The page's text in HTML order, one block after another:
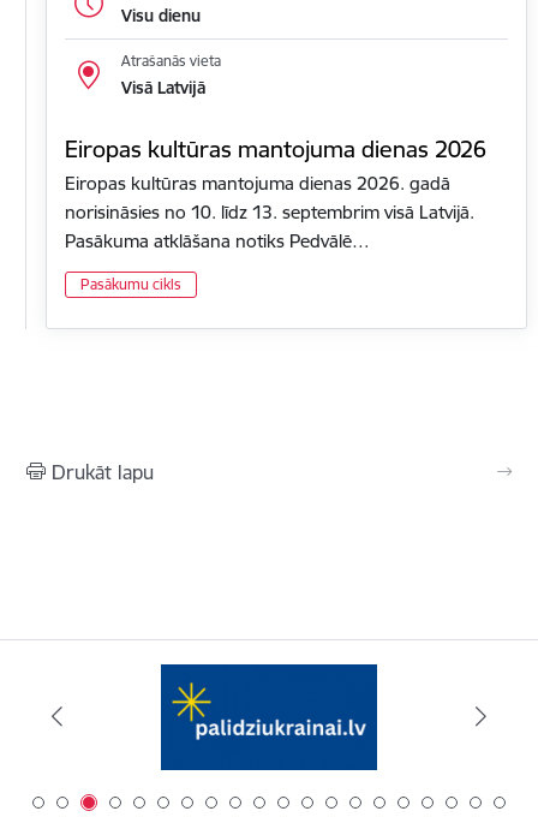
Visu dienu
Atrašanās vieta
Visā Latvijā
Eiropas kultūras mantojuma dienas 2026
Eiropas kultūras mantojuma dienas 2026. gadā
norisināsies no 10. līdz 13. septembrim visā Latvijā.
Pasākuma atklāšana notiks Pedvālē…
Pasākumu cikls
Drukāt lapu